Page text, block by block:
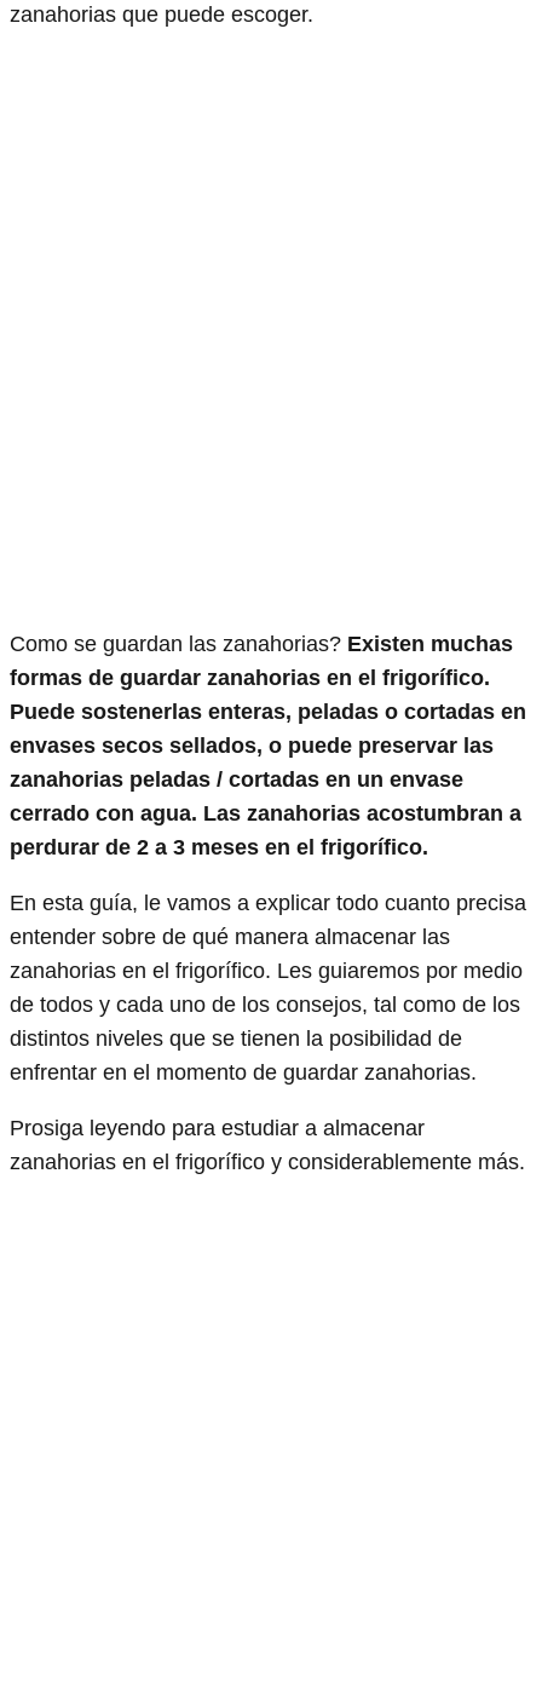
zanahorias que puede escoger.
Como se guardan las zanahorias? Existen muchas
formas de guardar zanahorias en el frigorífico.
Puede sostenerlas enteras, peladas o cortadas en
envases secos sellados, o puede preservar las
zanahorias peladas / cortadas en un envase
cerrado con agua. Las zanahorias acostumbran a
perdurar de 2 a 3 meses en el frigorífico.
En esta guía, le vamos a explicar todo cuanto precisa
entender sobre de qué manera almacenar las
zanahorias en el frigorífico. Les guiaremos por medio
de todos y cada uno de los consejos, tal como de los
distintos niveles que se tienen la posibilidad de
enfrentar en el momento de guardar zanahorias.
Prosiga leyendo para estudiar a almacenar
zanahorias en el frigorífico y considerablemente más.